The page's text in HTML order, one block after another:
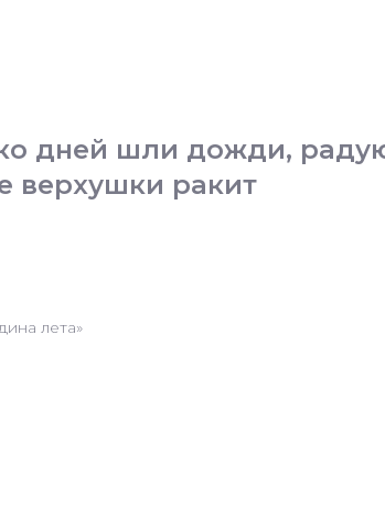
дней шли дожди,
верхушки ракит
лета»